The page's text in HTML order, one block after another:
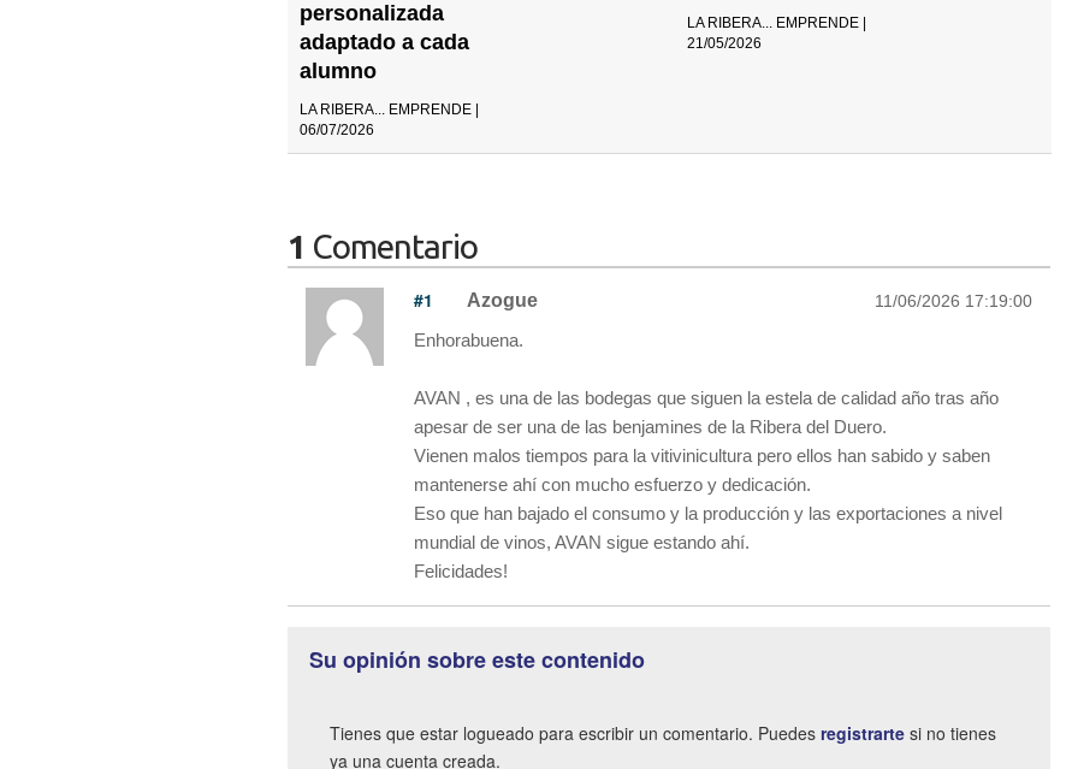
personalizada
adaptado a cada
alumno
LA RIBERA... EMPRENDE |
06/07/2026
LA RIBERA... EMPRENDE |
21/05/2026
1 Comentario
#1 Azogue 11/06/2026 17:19:00
Enhorabuena.
AVAN , es una de las bodegas que siguen la estela de calidad año tras año
apesar de ser una de las benjamines de la Ribera del Duero.
Vienen malos tiempos para la vitivinicultura pero ellos han sabido y saben
mantenerse ahí con mucho esfuerzo y dedicación.
Eso que han bajado el consumo y la producción y las exportaciones a nivel
mundial de vinos, AVAN sigue estando ahí.
Felicidades!
Su opinión sobre este contenido
Tienes que estar logueado para escribir un comentario. Puedes registrarte si no tienes
ya una cuenta creada.